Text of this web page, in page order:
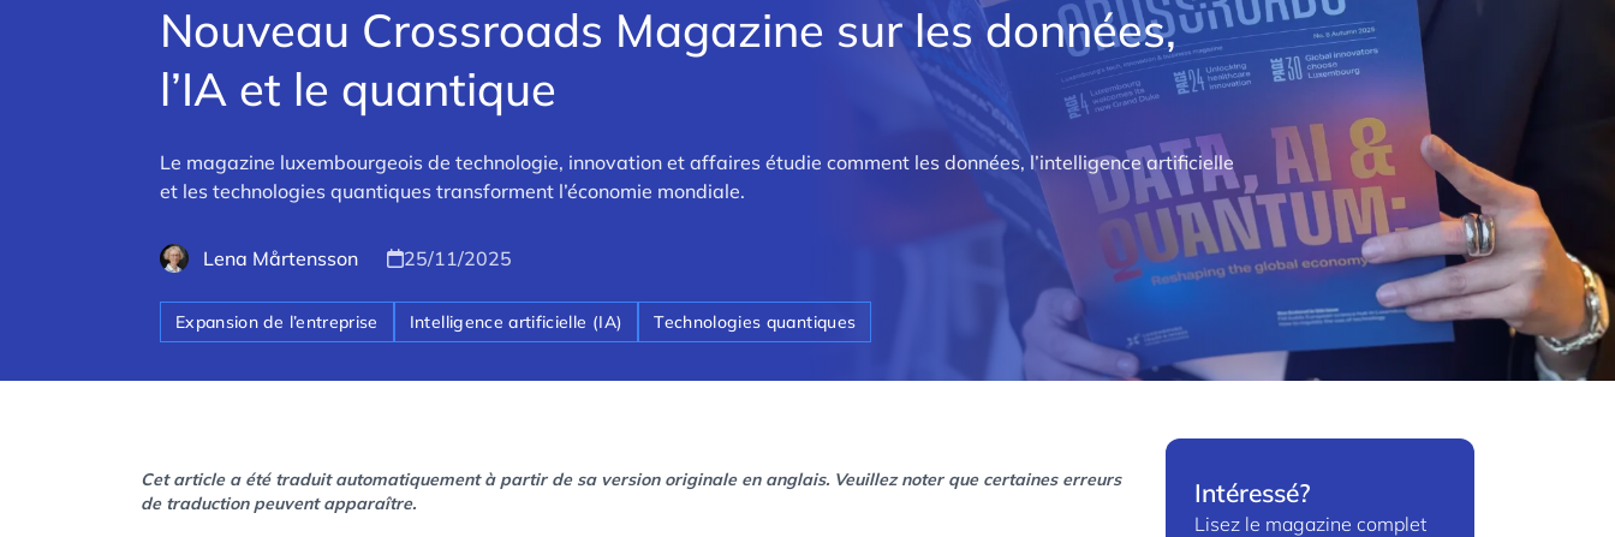
Nouveau Crossroads Magazine sur les données,
l’IA et le quantique
Le magazine luxembourgeois de technologie, innovation et affaires étudie comment les données, l’intelligence artificielle
et les technologies quantiques transforment l’économie mondiale.
Lena Mårtensson 25/11/2025
Expansion de l’entreprise Intelligence artificielle (IA) Technologies quantiques
Cet article a été traduit automatiquement à partir de sa version originale en anglais. Veuillez noter que certaines erreurs
de traduction peuvent apparaître.
Intéressé?
Lisez le magazine complet